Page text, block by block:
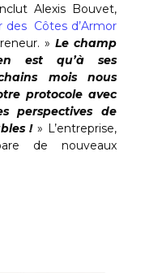
Alexis Bouvet,
des Côtes d’Armor
» Le champ
est qu’à ses
mois nous
protocole avec
perspectives de
! » L’entreprise,
de nouveaux